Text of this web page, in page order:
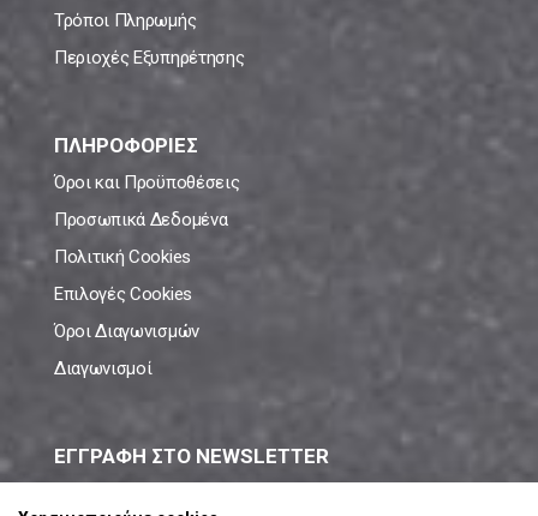
Τρόποι Πληρωμής
Περιοχές Εξυπηρέτησης
ΠΛΗΡΟΦΟΡΙΕΣ
Όροι και Προϋποθέσεις
Προσωπικά Δεδομένα
Πολιτική Cookies
Επιλογές Cookies
Όροι Διαγωνισμών
Διαγωνισμοί
ΕΓΓΡΑΦΗ ΣΤΟ NEWSLETTER